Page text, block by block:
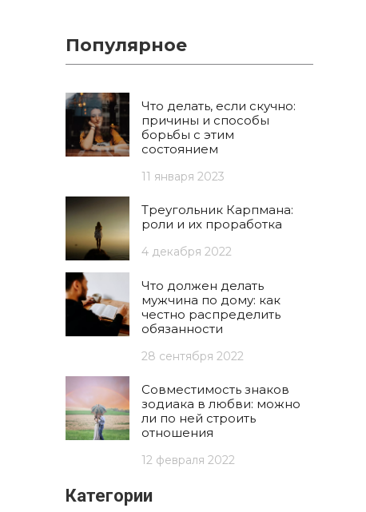
Популярное
Что делать, если скучно:
причины и способы
борьбы с этим
состоянием
11 января 2023
Треугольник Карпмана:
роли и их проработка
4 декабря 2022
Что должен делать
мужчина по дому: как
честно распределить
обязанности
28 сентября 2022
Совместимость знаков
зодиака в любви: можно
ли по ней строить
отношения
12 февраля 2022
Категории